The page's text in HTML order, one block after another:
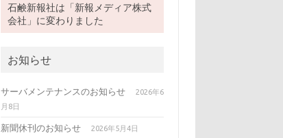
石鹸新報社は「新報メディア株式
会社」に変わりました
お知らせ
サーバメンテナンスのお知らせ
2026年6
月8日
新聞休刊のお知らせ 2026年5月4日